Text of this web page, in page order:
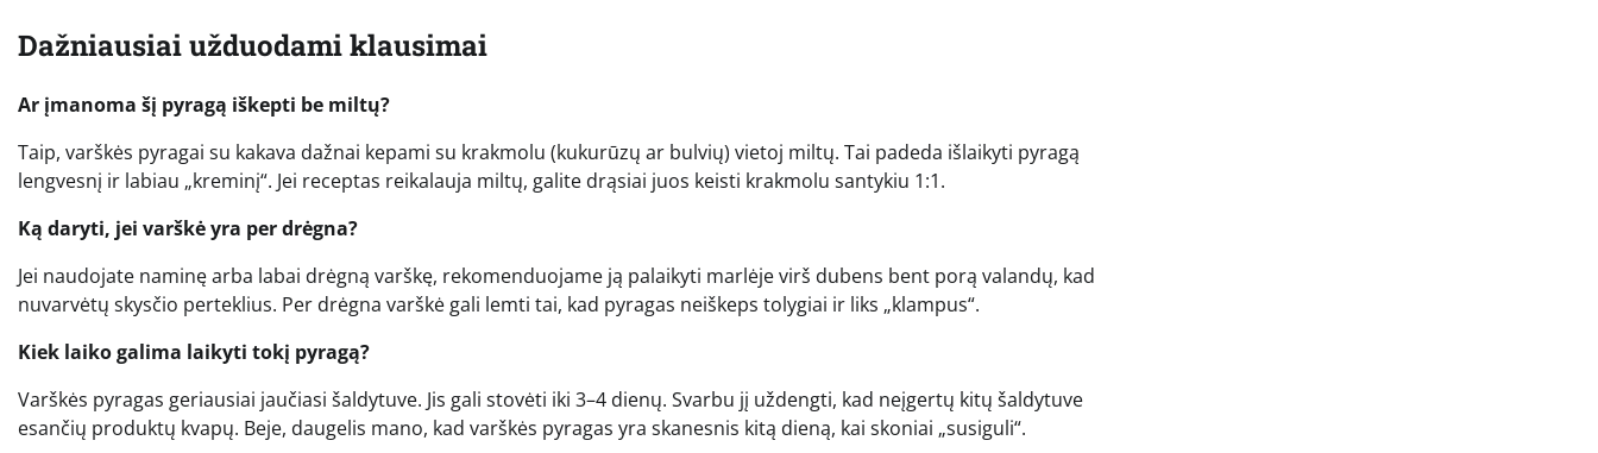
Dažniausiai užduodami klausimai
Ar įmanoma šį pyragą iškepti be miltų?
Taip, varškės pyragai su kakava dažnai kepami su krakmolu (kukurūzų ar bulvių) vietoj miltų. Tai padeda išlaikyti pyragą
lengvesnį ir labiau „kreminį“. Jei receptas reikalauja miltų, galite drąsiai juos keisti krakmolu santykiu 1:1.
Ką daryti, jei varškė yra per drėgna?
Jei naudojate naminę arba labai drėgną varškę, rekomenduojame ją palaikyti marlėje virš dubens bent porą valandų, kad
nuvarvėtų skysčio perteklius. Per drėgna varškė gali lemti tai, kad pyragas neiškeps tolygiai ir liks „klampus“.
Kiek laiko galima laikyti tokį pyragą?
Varškės pyragas geriausiai jaučiasi šaldytuve. Jis gali stovėti iki 3–4 dienų. Svarbu jį uždengti, kad neįgertų kitų šaldytuve
esančių produktų kvapų. Beje, daugelis mano, kad varškės pyragas yra skanesnis kitą dieną, kai skoniai „susiguli“.